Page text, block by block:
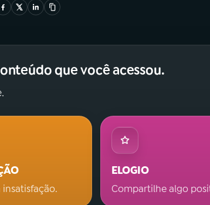
que você acessou.
insatisfação.
ELOGIO
Compartilhe algo